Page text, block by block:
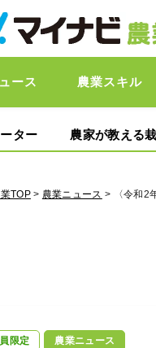
ース 農業スキル
ター 農家が教える
TOP> 農業ニュース > 〈令和2
限定 農業ニュース